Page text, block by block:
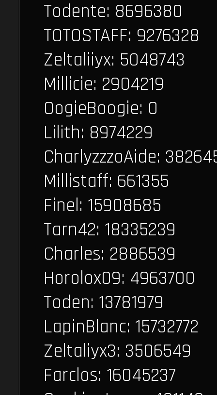
Todente: 8696380
TOTOSTAFF: 9276328
Zeltaliiyx: 5048743
Millicie: 2904219
OogieBoogie: 0
Lilith: 8974229
CharlyzzzoAide:
Millistaff: 661355
Finel: 15908685
Tarn42: 18335239
Charles: 2886539
Horolox09: 4963700
Toden: 13781979
LapinBlanc: 15732772
Zeltaliyx3: 3506549
Farclos: 16045237